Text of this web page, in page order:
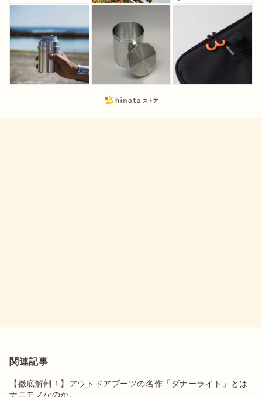
関連記事
【徹底解剖！】アウトドアブーツの名作「ダナーライト」とは
ナニモノなのか。